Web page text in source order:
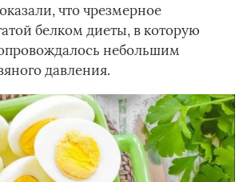
что чрезмерное
белком диеты, в которую
небольшим
давления.